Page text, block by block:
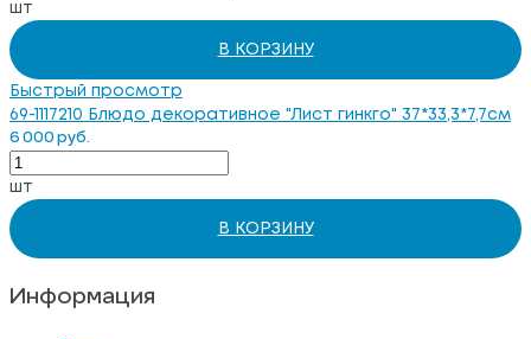
шт
В КОРЗИНУ
Быстрый просмотр
69-1117210 Блюдо декоративное "Лист гинкго" 37*33,3*7,7см
6 000 руб.
шт
В КОРЗИНУ
Информация